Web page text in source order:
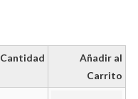
Cantidad
Añadir al
Carrito